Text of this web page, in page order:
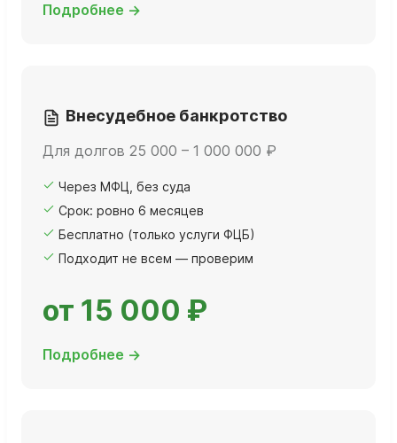
Подробнее →
Внесудебное банкротство
Для долгов 25 000 – 1 000 000 ₽
Через МФЦ, без суда
Срок: ровно 6 месяцев
Бесплатно (только услуги ФЦБ)
Подходит не всем — проверим
от 15 000 ₽
Подробнее →